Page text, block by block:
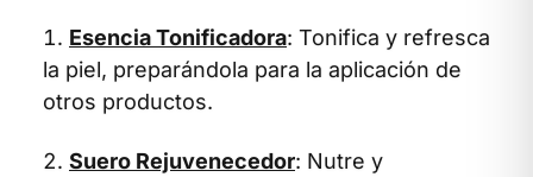
Esencia Tonificadora: Tonifica y refresca
la piel, preparándola para la aplicación de
otros productos.
Suero Rejuvenecedor: Nutre y